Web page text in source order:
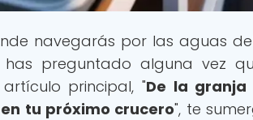
navegarás por las aguas
preguntado alguna vez
principal, "De la granja
tu próximo crucero", te